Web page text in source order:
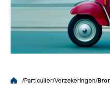
/Particulier/Verzekeringen/